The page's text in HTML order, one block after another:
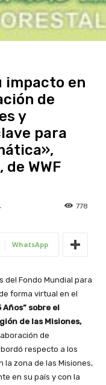
impacto en
de
y
para
WWF
778
WhatsApp
del Fondo Mundial para
forma virtual en el
sobre el
de las Misiones,
de
respecto a los
zona de las Misiones,
en su país y con la